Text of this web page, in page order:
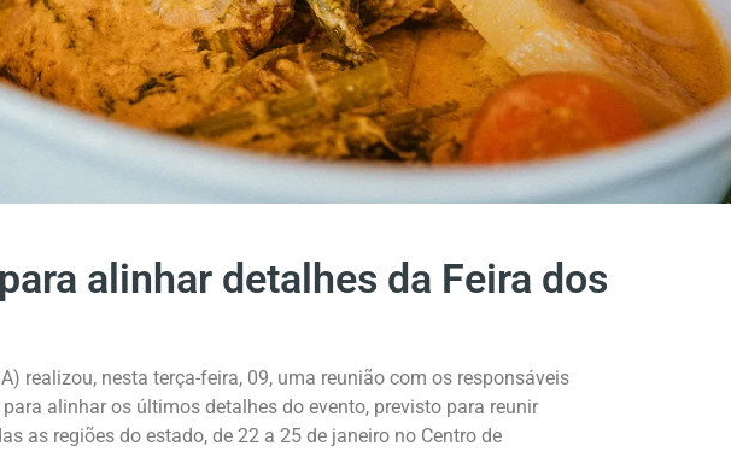
alinhar detalhes da Feira dos
realizou, nesta terça-feira, 09, uma reunião com os responsáveis
alinhar os últimos detalhes do evento, previsto para reunir
as regiões do estado, de 22 a 25 de janeiro no Centro de